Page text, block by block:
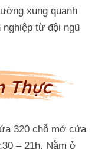
xung quanh
nghiệp từ đội ngũ
Thực
320 chỗ mở cửa
– 21h. Nằm ở